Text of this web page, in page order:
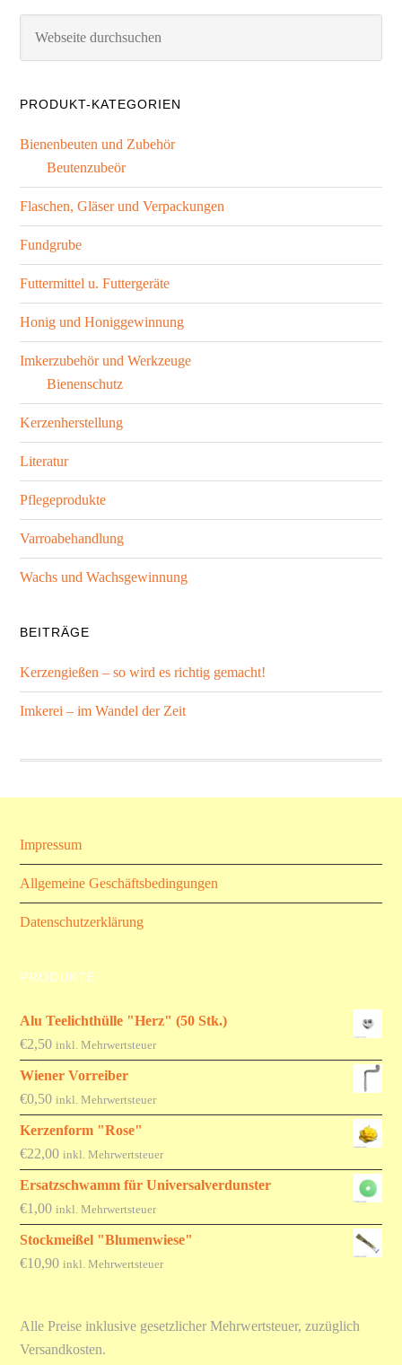
PRODUKT-KATEGORIEN
Bienenbeuten und Zubehör
Beutenzubeör
Flaschen, Gläser und Verpackungen
Fundgrube
Futtermittel u. Futtergeräte
Honig und Honiggewinnung
Imkerzubehör und Werkzeuge
Bienenschutz
Kerzenherstellung
Literatur
Pflegeprodukte
Varroabehandlung
Wachs und Wachsgewinnung
BEITRÄGE
Kerzengießen – so wird es richtig gemacht!
Imkerei – im Wandel der Zeit
Impressum
Allgemeine Geschäftsbedingungen
Datenschutzerklärung
PRODUKTE
Alu Teelichthülle "Herz" (50 Stk.)
€2,50 inkl. Mehrwertsteuer
Wiener Vorreiber
€0,50 inkl. Mehrwertsteuer
Kerzenform "Rose"
€22,00 inkl. Mehrwertsteuer
Ersatzschwamm für Universalverdunster
€1,00 inkl. Mehrwertsteuer
Stockmeißel "Blumenwiese"
€10,90 inkl. Mehrwertsteuer
Alle Preise inklusive gesetzlicher Mehrwertsteuer, zuzüglich
Versandkosten.